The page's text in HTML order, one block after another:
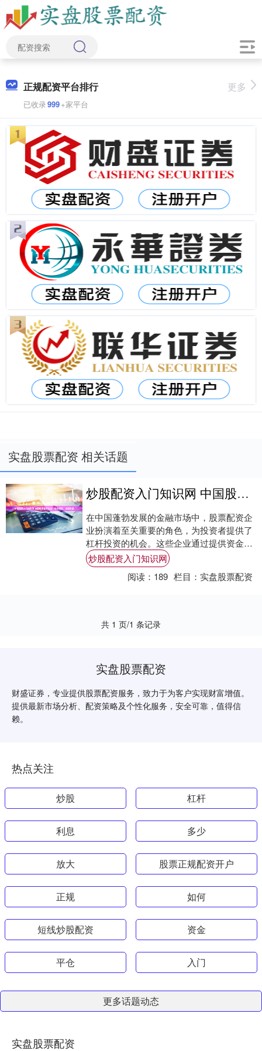
正规配资平台排行
已收录999+家平台
更多
实盘股票配资 相关话题
炒股配资入门知识网 中国股票配资企业：助你投资，成就财富
在中国蓬勃发展的金融市场中，股票配资企
业扮演着至关重要的角色，为投资者提供了
杠杆投资的机会。这些企业通过提供资金杠
杆，帮助投资者放大投资收益，从而实现财
富积累。....
炒股配资入门知识网
阅读： 189 栏目： 实盘股票配资
共 1 页/1 条记录
实盘股票配资
财盛证券，专业提供股票配资服务，致力于为客户实现财富增值。
提供最新市场分析、配资策略及个性化服务，安全可靠，值得信
赖。
热点关注
炒股 杠杆
利息 多少
放大 股票正规配资开户
正规 如何
短线炒股配资 资金
平仓 入门
更多话题动态
实盘股票配资